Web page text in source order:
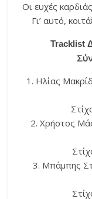
Οι ευχές
Γι’ αυτό,
Tracklist
1. Ηλίας
2. Χρήστος
3. Μπάμπης